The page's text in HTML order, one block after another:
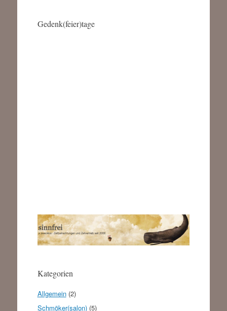
Gedenk(feier)tage
Kategorien
Allgemein(2)
Schmöker(salon)(5)